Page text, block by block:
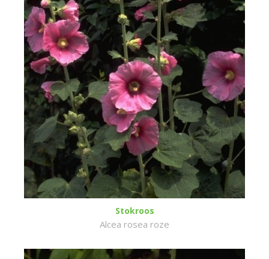
Stokroos
Alcea rosea roze